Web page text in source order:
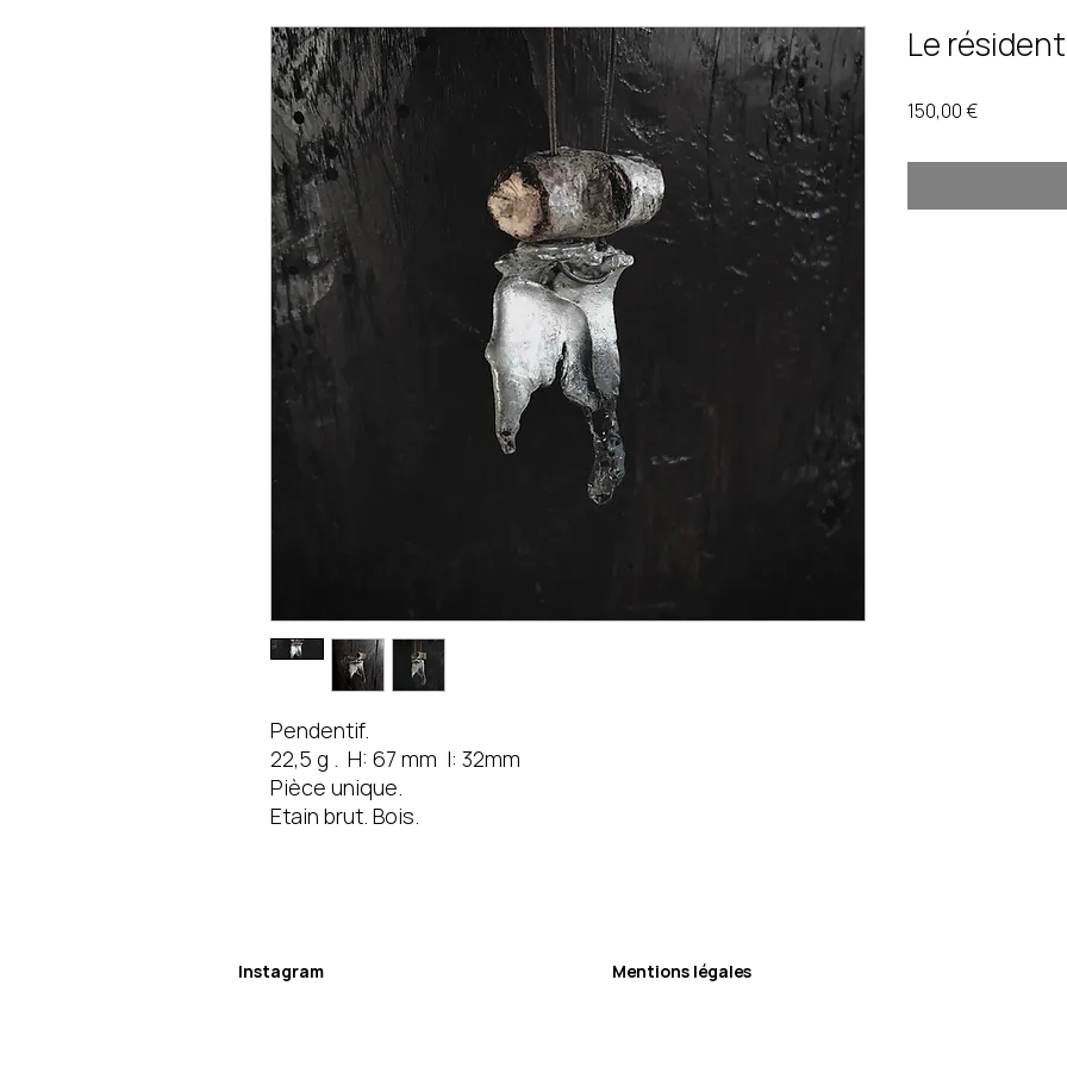
Pendentif.
22,5 g . H: 67 mm l: 32mm
Pièce unique.
Etain brut. Bois.
Le résident
150,00 €
Instagram Mentions légales